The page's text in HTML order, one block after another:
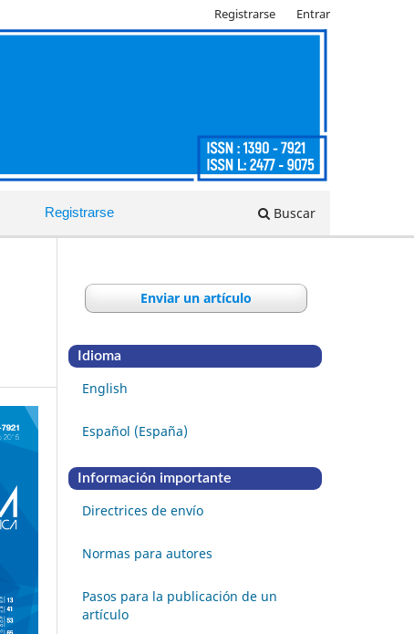
Registrarse Buscar
Registrarse Entrar
Enviar un artículo
Idioma
English
Español (España)
Información importante
Directrices de envío
Normas para autores
Pasos para la publicación de un
artículo